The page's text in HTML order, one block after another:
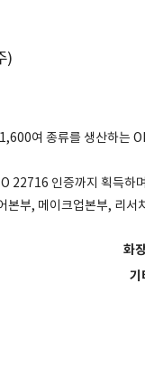
)
여 종류를 생산하는
22716 인증까지 획득하
본부, 메이크업본부, 리
화
기